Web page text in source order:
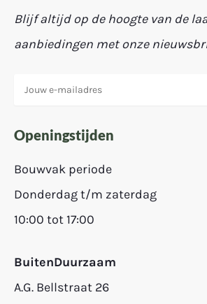
Blijf altijd op de hoogte van de
aanbiedingen met onze
Openingstijden
Bouwvak periode
Donderdag t/m zaterdag
10:00 tot 17:00
BuitenDuurzaam
A.G. Bellstraat 26